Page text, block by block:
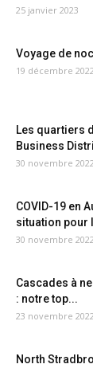
25 janvier 2023
Voyage de
19 décembre 2022
Les quartiers
Business
30 novembre 2022
COVID-19 en
situation pour
30 novembre 2022
Cascades à
: notre top...
23 novembre 2022
North